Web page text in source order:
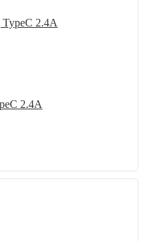
2.4A